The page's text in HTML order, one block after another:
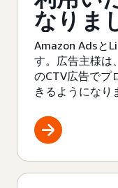
なりま
Amazon Adsと
す。広告主様は
のCTV広告でプ
きるようになり